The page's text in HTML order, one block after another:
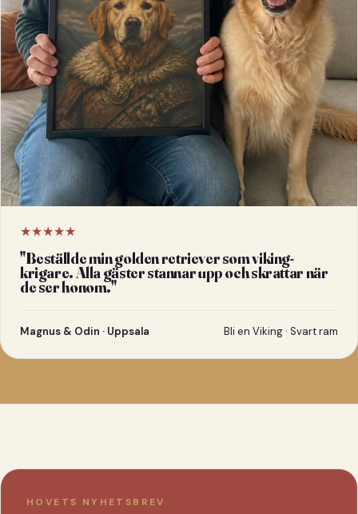
★★★★★
"Beställde min golden retriever som viking-
krigare. Alla gäster stannar upp och skrattar när
de ser honom."
Magnus & Odin · Uppsala Bli en Viking · Svart ram
HOVETS NYHETSBREV